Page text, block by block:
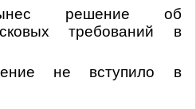
решение об
требований в
не вступило в